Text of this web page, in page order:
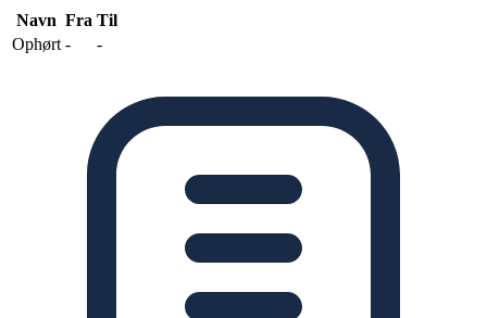
Navn Fra Til
Ophørt - -